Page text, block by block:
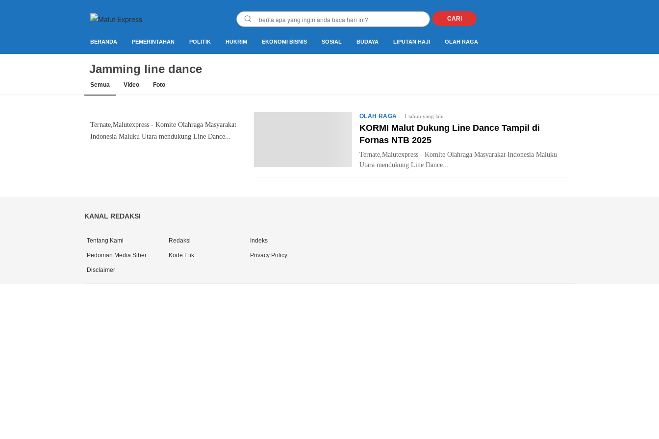
Malut Express
Berita Lebih Cepat
CARI
BERANDA PEMERINTAHAN POLITIK HUKRIM EKONOMI BISNIS SOSIAL BUDAYA LIPUTAN HAJI OLAH RAGA
Jamming line dance
Semua Video Foto
Ternate,Malutexpress - Komite Olahraga Masyarakat
Indonesia Maluku Utara mendukung Line Dance...
OLAH RAGA 1 tahun yang lalu
KORMI Malut Dukung Line Dance Tampil di
Fornas NTB 2025
Ternate,Malutexpress - Komite Olahraga Masyarakat Indonesia Maluku
Utara mendukung Line Dance...
KANAL REDAKSI
Tentang Kami Redaksi Indeks
Pedoman Media Siber Kode Etik Privacy Policy
Disclaimer